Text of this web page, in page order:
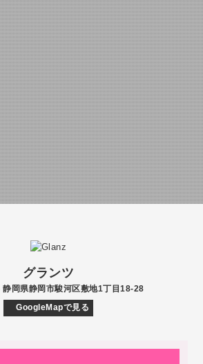
グランツ
岡県静岡市駿河区敷地1丁目18-28
GoogleMapで見る